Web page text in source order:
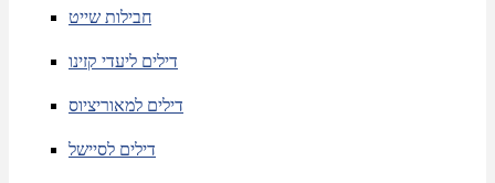
חבילות שייט
דילים ליעדי קזינו
דילים למאוריציוס
דילים לסיישל